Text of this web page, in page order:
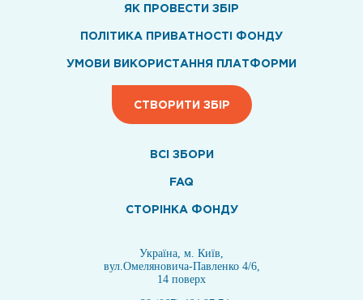
ЯК ПРОВЕСТИ ЗБІР
ПОЛІТИКА ПРИВАТНОСТІ ФОНДУ
УМОВИ ВИКОРИСТАННЯ ПЛАТФОРМИ
СТВОРИТИ ЗБІР
ВСI ЗБОРИ
FAQ
СТОРІНКА ФОНДУ
Україна, м. Київ,
вул.Омеляновича-Павленко 4/6,
14 поверх